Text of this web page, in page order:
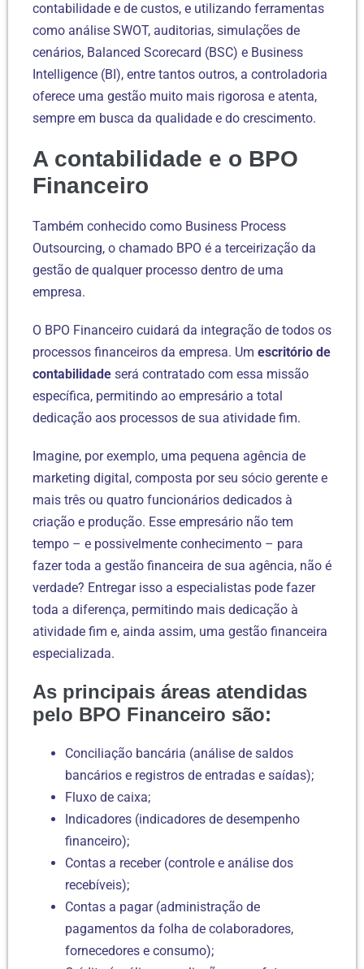
contabilidade e de custos, e utilizando ferramentas
como análise SWOT, auditorias, simulações de
cenários, Balanced Scorecard (BSC) e Business
Intelligence (BI), entre tantos outros, a controladoria
oferece uma gestão muito mais rigorosa e atenta,
sempre em busca da qualidade e do crescimento.
A contabilidade e o BPO
Financeiro
Também conhecido como Business Process
Outsourcing, o chamado BPO é a terceirização da
gestão de qualquer processo dentro de uma
empresa.
O BPO Financeiro cuidará da integração de todos os
processos financeiros da empresa. Um escritório de
contabilidade será contratado com essa missão
específica, permitindo ao empresário a total
dedicação aos processos de sua atividade fim.
Imagine, por exemplo, uma pequena agência de
marketing digital, composta por seu sócio gerente e
mais três ou quatro funcionários dedicados à
criação e produção. Esse empresário não tem
tempo – e possivelmente conhecimento – para
fazer toda a gestão financeira de sua agência, não é
verdade? Entregar isso a especialistas pode fazer
toda a diferença, permitindo mais dedicação à
atividade fim e, ainda assim, uma gestão financeira
especializada.
As principais áreas atendidas
pelo BPO Financeiro são:
Conciliação bancária (análise de saldos
bancários e registros de entradas e saídas);
Fluxo de caixa;
Indicadores (indicadores de desempenho
financeiro);
Contas a receber (controle e análise dos
recebíveis);
Contas a pagar (administração de
pagamentos da folha de colaboradores,
fornecedores e consumo);